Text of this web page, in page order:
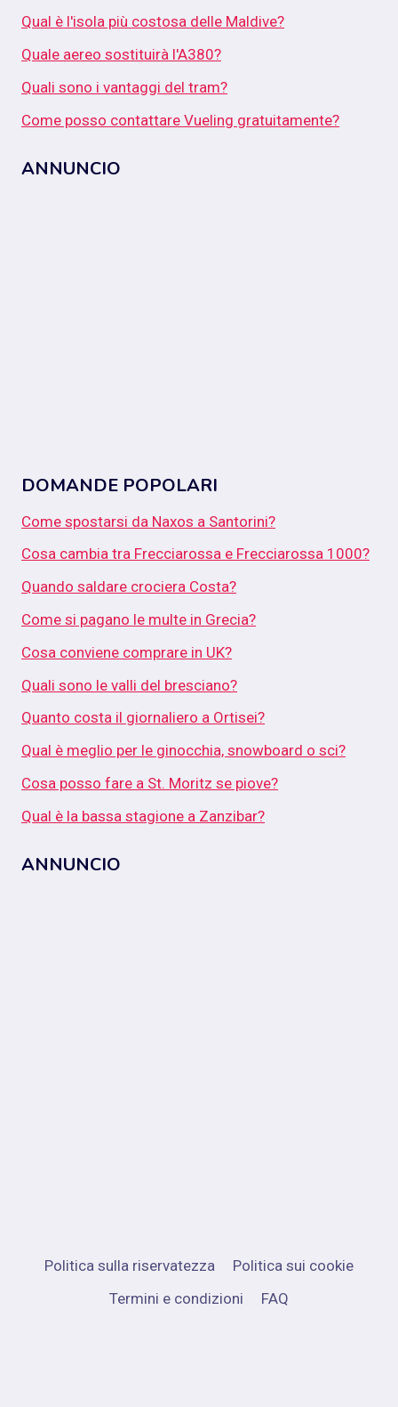
Qual è l'isola più costosa delle Maldive?
Quale aereo sostituirà l'A380?
Quali sono i vantaggi del tram?
Come posso contattare Vueling gratuitamente?
ANNUNCIO
DOMANDE POPOLARI
Come spostarsi da Naxos a Santorini?
Cosa cambia tra Frecciarossa e Frecciarossa 1000?
Quando saldare crociera Costa?
Come si pagano le multe in Grecia?
Cosa conviene comprare in UK?
Quali sono le valli del bresciano?
Quanto costa il giornaliero a Ortisei?
Qual è meglio per le ginocchia, snowboard o sci?
Cosa posso fare a St. Moritz se piove?
Qual è la bassa stagione a Zanzibar?
ANNUNCIO
Politica sulla riservatezza
Politica sui cookie
Termini e condizioni
FAQ